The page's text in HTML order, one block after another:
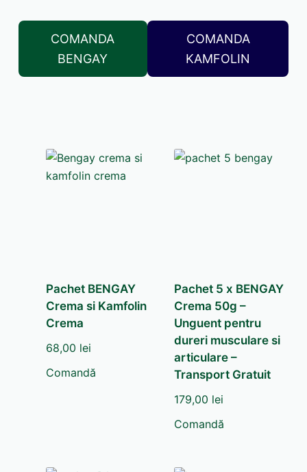
COMANDA
BENGAY
COMANDA
KAMFOLIN
Pachet BENGAY
Crema si Kamfolin
Crema
68,00 lei
Comandă
Pachet 5 x BENGAY
Crema 50g –
Unguent pentru
dureri musculare si
articulare –
Transport Gratuit
179,00 lei
Comandă